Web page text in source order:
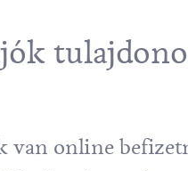
van online